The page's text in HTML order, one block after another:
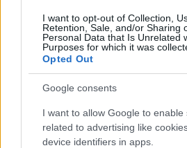
I want to opt-out of Collection,
Retention, Sale, and/or Sharing
Personal Data that Is Unrelated
Purposes for which it was
Opted Out
Google consents
I want to allow Google to enable
related to advertising like
device identifiers in apps.